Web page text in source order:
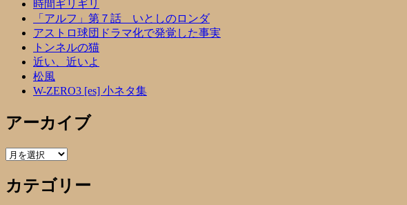
時間ギリギリ
「アルフ」第７話 いとしのロンダ
アストロ球団ドラマ化で発覚した事実
トンネルの猫
近い、近いよ
松風
W-ZERO3 [es] 小ネタ集
アーカイブ
ア
カ
イ
カテゴリー